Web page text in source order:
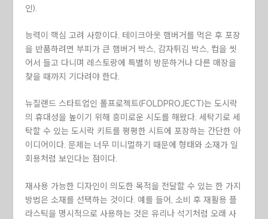
인).
능력이 핵심 고려 사항이다. 테이크아웃 햄버거를 먹은 후 포장
을 반품하려면 부피가 큰 햄버거 박스, 감자튀김 박스, 컵을 씻
어서 들고 다니며 레스토랑에 특별히 방문하거나 다른 매장을
찾을 때까지 기다려야 한다.
뉴질랜드 스타트업인 폴프로젝트(FOLDPROJECT)는 도시락
의 휴대성을 높이기 위해 흥미로운 시도를 해왔다. 세탁기로 세
탁할 수 있는 도시락 키트를 평평한 시트에 포장하는 간단한 아
이디어이다. 문제는 너무 미니멀하기 때문에 형태와 소재가 일
회용처럼 보인다는 점이다.
재사용 가능한 디자인이 의도한 목적을 전달할 수 있는 한 가지
방법은 소재를 선택하는 것이다. 예를 들어, 소비 후 재활용 플
라스틱을 명시적으로 사용하는 것은 유리나 석기처럼 오래 사